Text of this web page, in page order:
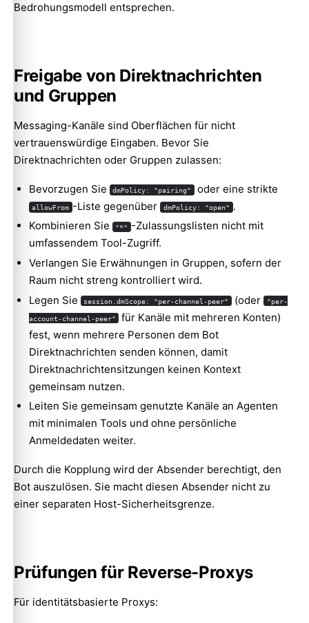
Bedrohungsmodell entsprechen.
Freigabe von Direktnachrichten
und Gruppen
Messaging-Kanäle sind Oberflächen für nicht
vertrauenswürdige Eingaben. Bevor Sie
Direktnachrichten oder Gruppen zulassen:
Bevorzugen Sie dmPolicy: "pairing" oder eine strikte
allowFrom -Liste gegenüber dmPolicy: "open" .
Kombinieren Sie
"*" -Zulassungslisten nicht mit
umfassendem Tool-Zugriff.
Verlangen Sie Erwähnungen in Gruppen, sofern der
Raum nicht streng kontrolliert wird.
Legen Sie
session.dmScope: "per-channel-peer" (oder "per-
account-channel-peer"
für Kanäle mit mehreren Konten)
fest, wenn mehrere Personen dem Bot
Direktnachrichten senden können, damit
Direktnachrichtensitzungen keinen Kontext
gemeinsam nutzen.
Leiten Sie gemeinsam genutzte Kanäle an Agenten
mit minimalen Tools und ohne persönliche
Anmeldedaten weiter.
Durch die Kopplung wird der Absender berechtigt, den
Bot auszulösen. Sie macht diesen Absender nicht zu
einer separaten Host-Sicherheitsgrenze.
Prüfungen für Reverse-Proxys
Für identitätsbasierte Proxys: